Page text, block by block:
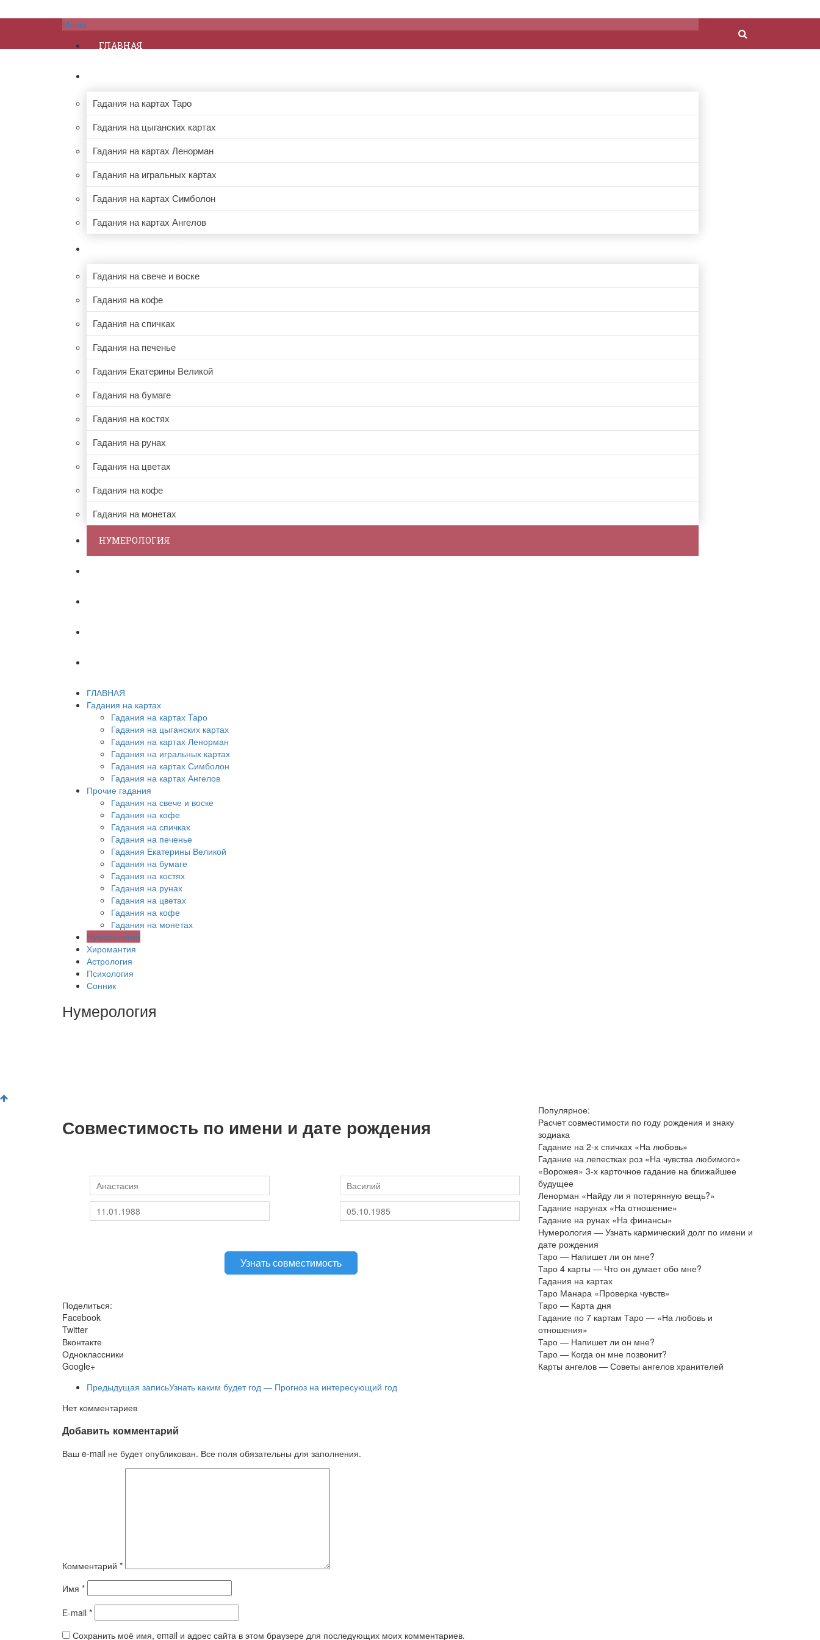
Меню
ГЛАВНАЯ
Гадания на картах Таро
Гадания на цыганских картах
Гадания на картах Ленорман
Гадания на игральных картах
Гадания на картах Симболон
Гадания на картах Ангелов
Гадания на свече и воске
Гадания на кофе
Гадания на спичках
Гадания на печенье
Гадания Екатерины Великой
Гадания на бумаге
Гадания на костях
Гадания на рунах
Гадания на цветах
Гадания на кофе
Гадания на монетах
НУМЕРОЛОГИЯ
ГЛАВНАЯ
Гадания на картах
Гадания на картах Таро
Гадания на цыганских картах
Гадания на картах Ленорман
Гадания на игральных картах
Гадания на картах Симболон
Гадания на картах Ангелов
Прочие гадания
Гадания на свече и воске
Гадания на кофе
Гадания на спичках
Гадания на печенье
Гадания Екатерины Великой
Гадания на бумаге
Гадания на костях
Гадания на рунах
Гадания на цветах
Гадания на кофе
Гадания на монетах
Нумерология
Хиромантия
Астрология
Психология
Сонник
Нумерология
Совместимость по имени и дате рождения
Поделиться:
Facebook
Twitter
Вконтакте
Одноклассники
Google+
Предыдущая записьУзнать каким будет год — Прогноз на интересующий год
Нет комментариев
Добавить комментарий
Ваш e-mail не будет опубликован. Все поля обязательны для заполнения.
Комментарий *
Имя *
E-mail *
Сохранить моё имя, email и адрес сайта в этом браузере для последующих моих комментариев.
Популярное:
Расчет совместимости по году рождения и знаку
зодиака
Гадание на 2-х спичках «На любовь»
Гадание на лепестках роз «На чувства любимого»
«Ворожея» 3-х карточное гадание на ближайшее
будущее
Ленорман «Найду ли я потерянную вещь?»
Гадание нарунах «На отношение»
Гадание на рунах «На финансы»
Нумерология — Узнать кармический долг по имени и
дате рождения
Таро — Напишет ли он мне?
Таро 4 карты — Что он думает обо мне?
Гадания на картах
Таро Манара «Проверка чувств»
Таро — Карта дня
Гадание по 7 картам Таро — «На любовь и
отношения»
Таро — Напишет ли он мне?
Таро — Когда он мне позвонит?
Карты ангелов — Советы ангелов хранителей